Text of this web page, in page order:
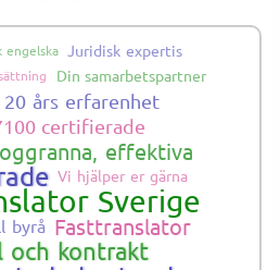
engelska Juridisk expertis
Din samarbetspartner
20 års erfarenhet
certifierade
effektiva
Vi hjälper er gärna
Sverige
byrå Fasttranslator
och kontrakt